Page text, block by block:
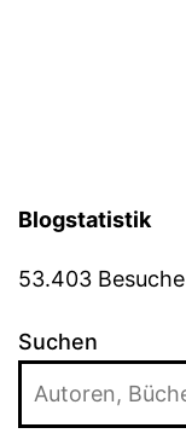
Blogstatistik
53.403 Besuche
Suchen